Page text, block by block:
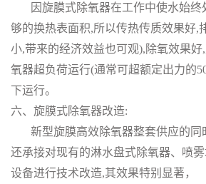
因旋膜式除氧器在工作中使水始终
够的换热表面积,所以传热传质效果好,
小,带来的经济效益也可观),除氧效果
氧器超负荷运行(通常可超额定出力的
下运行。
六、旋膜式除氧器改造:
新型旋膜高效除氧器整套供应的同
还承接对现有的淋水盘式除氧器、喷
设备进行技术改造,其效果特别显著，